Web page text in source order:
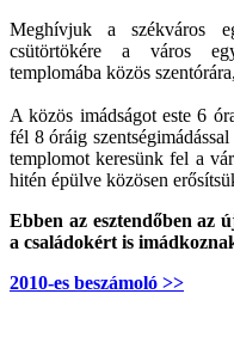
Meghívjuk a székváros
csütörtökére a város
templomába közös
A közös imádságot este 6
fél 8 óráig
templomot keresünk fel a
hitén épülve közösen
Ebben az esztendőben az
a családokért is
2010-es beszámoló >>